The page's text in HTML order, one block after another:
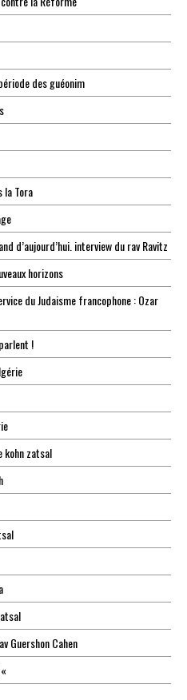
des guéonim
la Tora
d’aujourd’hui. interview du rav Ravitz
horizons
du Judaisme francophone : Ozar
!
kohn zatsal
Guershon Cahen